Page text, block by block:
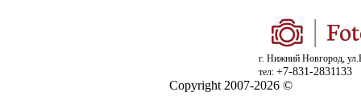
г. Нижний Новгород,
тел: +7-831-2831133
Copyright 2007-2026 ©